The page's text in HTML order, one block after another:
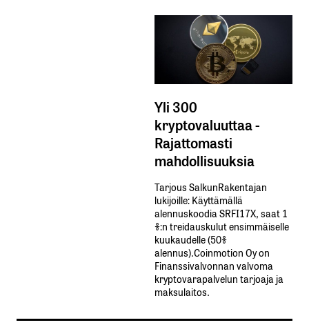
Yli 300
kryptovaluuttaa -
Rajattomasti
mahdollisuuksia
Tarjous SalkunRakentajan
lukijoille: Käyttämällä​ ​
alennuskoodia​ ​SRFI17X,​ ​saat​ ​1
%:n treidauskulut​ ​ensimmäiselle​ ​
kuukaudelle​ ​(50%​ ​
alennus).Coinmotion Oy on
Finanssivalvonnan valvoma
kryptovarapalvelun tarjoaja ja
maksulaitos.